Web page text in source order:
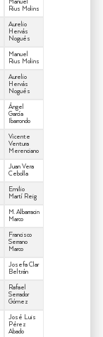
Manuel
Rius Molins
Aurelio
Hervás
Nogués
Manuel
Rius Molins
Aurelio
Hervás
Nogués
Ángel
García
Ibarrondo
Vicente
Ventura
Merenciano
Juan Vera
Cebolla
Emilio
Martí Reig
M. Albarracin
Marco
Francisco
Serrano
Marco
Josefa Clar
Beltrán
Rafael
Serrador
Gómez
José Luis
Pérez
Abado